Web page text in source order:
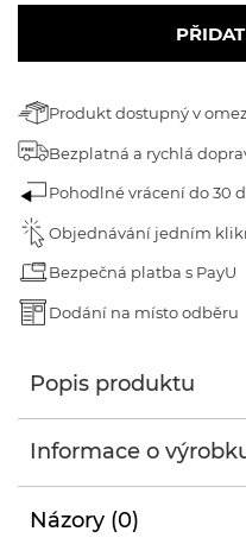
Produkt dostupný v
Bezplatná a rychlá
Pohodlné vrácení do 30
Objednávání jedním
Bezpečná platba s PayU
Dodání na místo odběru
Popis produktu
Informace o
Názory (0)